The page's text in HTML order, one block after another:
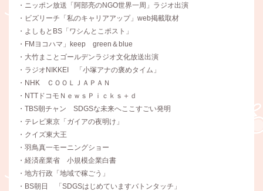
・ニッポン放送「阿部亮のNGO世界一周」ラジオ出演
・ビズリーチ「私のキャリアアップ」web掲載取材
・よしもとBS「ワシんとこポスト」
・FMヨコハマ」keep green＆blue
・大竹まことゴールデンラジオ文化放送出演
・ラジオNIKKEI 「小塚アナの褒めタイム」
・NHK ＣＯＯＬＪＡＰＡＮ
・NTTドコモＮｅｗｓＰｉｃｋｓ＋ｄ
・TBS朝チャン SDGSな未来へここすごい発明
・テレビ東京「ガイアの夜明け」
・クイズ東大王
・羽鳥真一モーニングショー
・経済産業省 小規模企業白書
・地方行政「地域で稼ごう」
・BS朝日 「SDGSはじめていますバトンタッチ」